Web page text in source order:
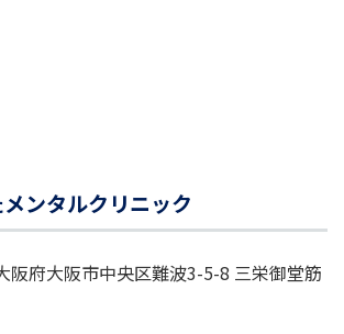
ンタルクリニック
阪府大阪市中央区難波3-5-8 三栄御堂筋